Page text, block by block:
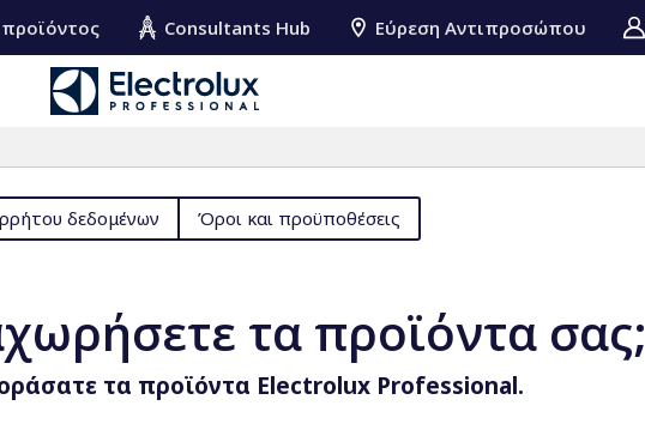
Consultants Hub Εύρεση Αντιπροσώπου
δεδομένων Όροι και προϋποθέσεις
τα προϊόντα σας;
τα προϊόντα Electrolux Professional.